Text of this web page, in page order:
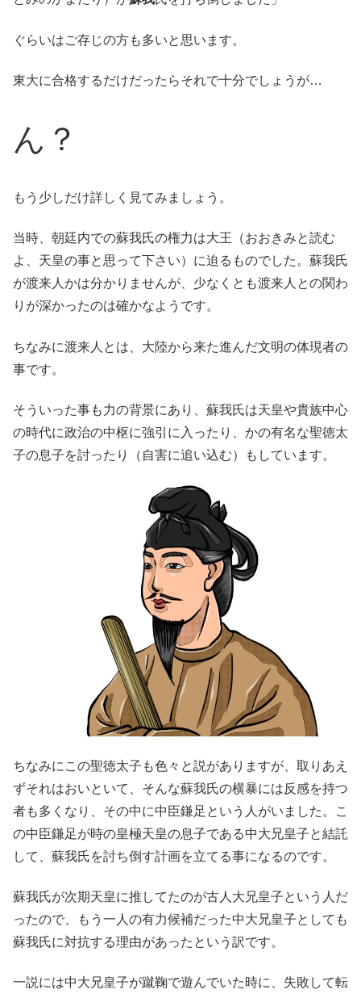
ぐらいはご存じの方も多いと思います。
東大に合格するだけだったらそれで十分でしょうが…
ん？
もう少しだけ詳しく見てみましょう。
当時、朝廷内での蘇我氏の権力は大王（おおきみと読む
よ、天皇の事と思って下さい）に迫るものでした。蘇我氏
が渡来人かは分かりませんが、少なくとも渡来人との関わ
りが深かったのは確かなようです。
ちなみに渡来人とは、大陸から来た進んだ文明の体現者の
事です。
そういった事も力の背景にあり、蘇我氏は天皇や貴族中心
の時代に政治の中枢に強引に入ったり、かの有名な聖徳太
子の息子を討ったり（自害に追い込む）もしています。
ちなみにこの聖徳太子も色々と説がありますが、取りあえ
ずそれはおいといて、そんな蘇我氏の横暴には反感を持つ
者も多くなり、その中に中臣鎌足という人がいました。こ
の中臣鎌足が時の皇極天皇の息子である中大兄皇子と結託
して、蘇我氏を討ち倒す計画を立てる事になるのです。
蘇我氏が次期天皇に推してたのが古人大兄皇子という人だ
ったので、もう一人の有力候補だった中大兄皇子としても
蘇我氏に対抗する理由があったという訳です。
一説には中大兄皇子が蹴鞠で遊んでいた時に、失敗して転